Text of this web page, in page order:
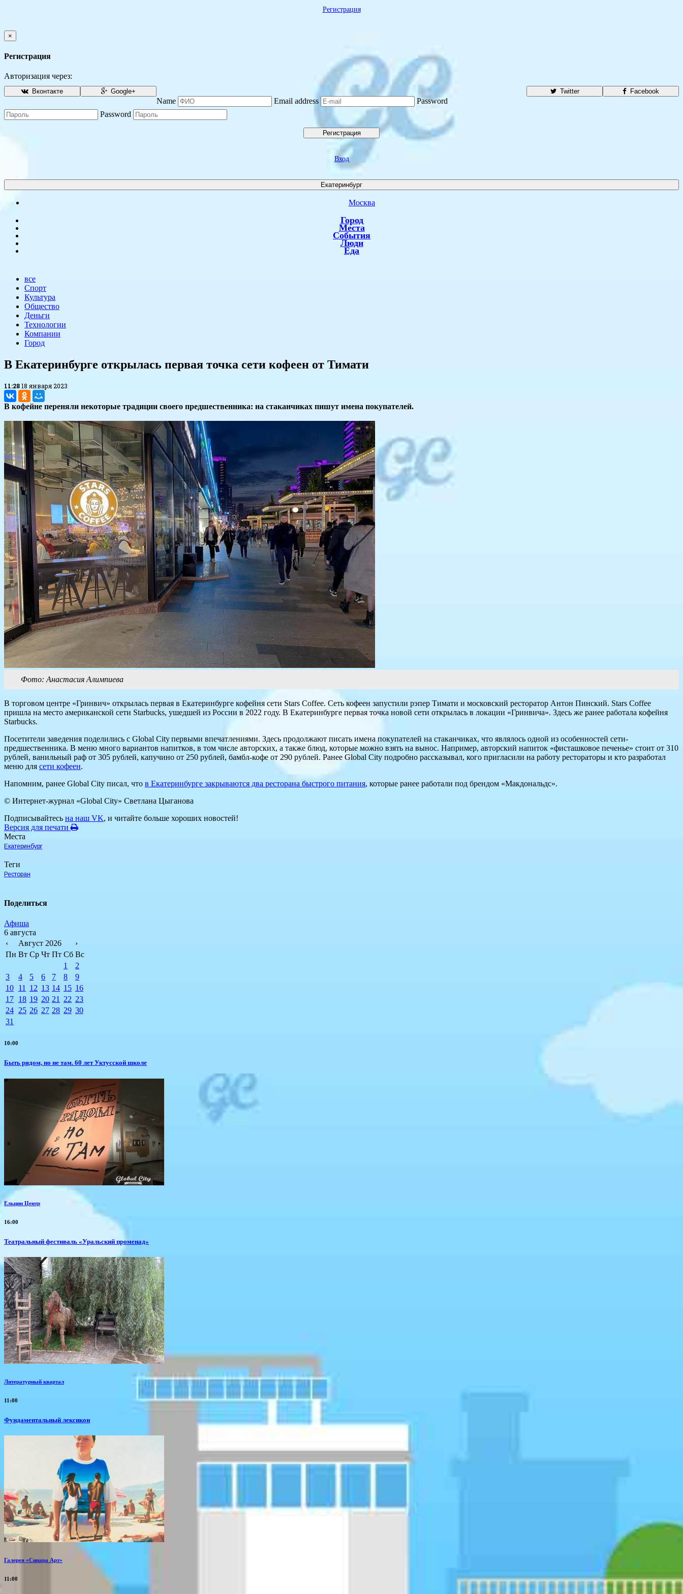
Регистрация
×
Регистрация
Авторизация через:
Facebook
Вконтакте Twitter
Google+
Name Email address
Password
Password
Регистрация
Вход
Екатеринбург
Москва
Город
Места
События
Люди
Еда
все
Спорт
Культура
Общество
Деньги
Технологии
Компании
Город
​В Екатеринбурге открылась первая точка сети кофеен от Тимати
11:2818 января 2023
В кофейне переняли некоторые традиции своего предшественника: на стаканчиках пишут имена покупателей.
Фото: Анастасия Алимпиева
В торговом центре «Гринвич» открылась первая в Екатеринбурге кофейня сети Stars Coffee. Сеть кофеен запустили рэпер Тимати и московский ресторатор Антон Пинский. Stars Coffee
пришла на место американской сети Starbucks, ушедшей из России в 2022 году. В Екатеринбурге первая точка новой сети открылась в локации «Гринвича». Здесь же ранее работала кофейня
Starbucks.
Посетители заведения поделились с Global City первыми впечатлениями. Здесь продолжают писать имена покупателей на стаканчиках, что являлось одной из особенностей сети-
предшественника. В меню много вариантов напитков, в том числе авторских, а также блюд, которые можно взять на вынос. Например, авторский напиток «фисташковое печенье» стоит от 310
рублей, ванильный раф от 305 рублей, капучино от 250 рублей, бамбл-кофе от 290 рублей. Ранее Global City подробно рассказывал, кого пригласили на работу рестораторы и кто разработал
меню для сети кофеен.
Напомним, ранее Global City писал, что в Екатеринбурге закрываются два ресторана быстрого питания, которые ранее работали под брендом «Макдональдс».
© Интернет-журнал «Global City» Светлана Цыганова
Подписывайтесь на наш VK, и читайте больше хороших новостей!
Версия для печати
Места
Екатеринбург
Теги
Ресторан
Поделиться
Афиша
6 августа
‹
Август 2026
›
Пн Вт Ср Чт Пт Сб Вс
1
2
3
4 5 6 7 8
9
10 11 12 13 14 15 16
17 18 19 20 21 22 23
24 25 26 27 28 29 30
31
10:00
Быть рядом, но не там. 60 лет Уктусской школе
Ельцин Центр
16:00
Театральный фестиваль «Уральский променад»
Литературный квартал
11:00
Фундаментальный лексикон
Галерея «Синара Арт»
11:00